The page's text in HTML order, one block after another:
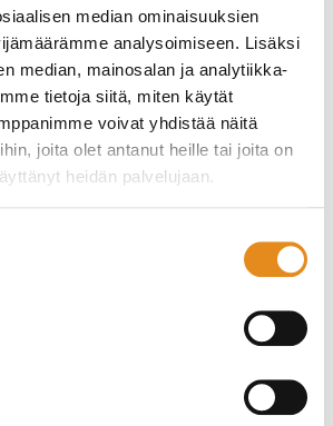
median ominaisuuksien
analysoimiseen. Lisäksi
median, mainosalan ja analytiikka-
tietoja siitä, miten käytät
voivat yhdistää näitä
joita olet antanut heille tai joita on
heidän palvelujaan.
askeleeseen? Yhteishaku
lähestyy!
ja ohjausalan perustutkinto
Rovala-Opiston opistovuosi